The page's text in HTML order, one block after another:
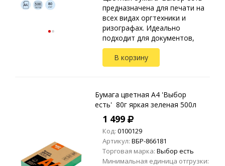
предназначена для печати на
всех видах оргтехники и
ризографах. Идеально
подходит для документов,
презентаций, рекламных
материалов, открыток.
Упакована в прозрачные
В корзину
Бумага цветная A4 'Выбор
есть' 80г яркая зеленая 500л
1 499
Код: 0100129
Артикул: ВБР-866181
Торговая марка: Выбор есть
Минимальная единица отгрузки: